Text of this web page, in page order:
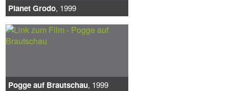
Planet Grodo, 1999
Pogge auf Brautschau, 1999